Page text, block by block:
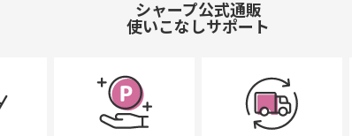
シャープ公式通販
使いこなしサポート